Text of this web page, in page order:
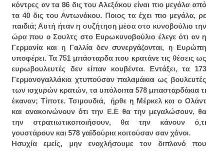
κόντρες αν τα 86 δις του Αλεξάκου είναι πιο μεγάλα από
τα 40 δις του Αντωνάκου. Ποιος τα έχει πιο μεγάλα, ρε
παιδιά; Αυτή ήταν η συζήτηση μέσα στο κυνοβούλιο την
ώρα που ο Σουλτς στο Ευρωκυνοβούλιο έλεγε ότι αν η
Γερμανία και η Γαλλία δεν συνεργάζονται, η Ευρώπη
υποφέρει. Τα 751 μπάσταρδα που κρατάνε τις θέσεις ως
ευρωβουλευτές δεν είπαν κουβέντα. Εντάξει, τα 173
Γερμανογαλλάκια χτυπούσαν παλαμάκια ως βουλευτές
των ισχυρών κρατών, τα υπόλοιπα 578 μπασταρδάκια τι
έκαναν; Τίποτε. Τσιμουδιά, ήρθε η Μέρκελ και ο Ολάντ
και ανακοινώνουν ότι την Ε.Ε θα την μεγαλώσουν, θα
την στρατιωτικοποιήσουν, θα την κάνουν ό,τι
γουστάρουν και 578 γαϊδούρια κοιτούσαν σαν χάνοι.
Ησυχία εμείς, μην ενοχλήσουμε τον διπλανό που